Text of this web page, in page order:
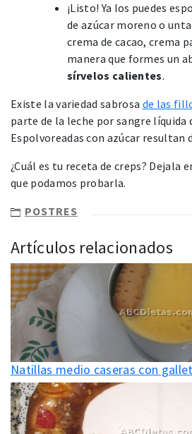
¡Listo! Ya los puedes
de azúcar moreno o
crema de cacao, crema
manera que formes un
sírvelos calientes.
Existe la variedad sabrosa de las
parte de la leche por sangre líquida
Espolvoreadas con azúcar resultan
¿Cuál es tu receta de creps? Dejala
que podamos probarla.
POSTRES
Artículos relacionados
Natillas medio caseras con